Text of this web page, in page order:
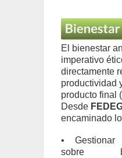
El bienestar
imperativo
directamente
productividad
producto final
Desde
encaminado
• Gestionar
sobre